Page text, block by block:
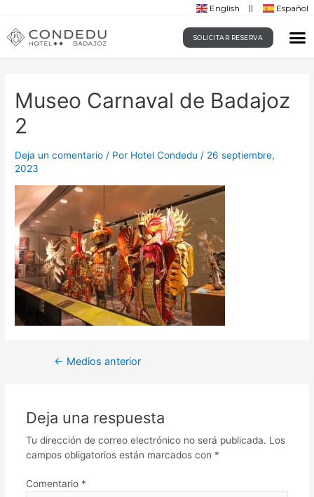
English Español
SOLICITAR RESERVA
Museo Carnaval de Badajoz
2
Deja un comentario / Por Hotel Condedu / 26 septiembre,
2023
← Medios anterior
Deja una respuesta
Tu dirección de correo electrónico no será publicada. Los
campos obligatorios están marcados con *
Comentario *